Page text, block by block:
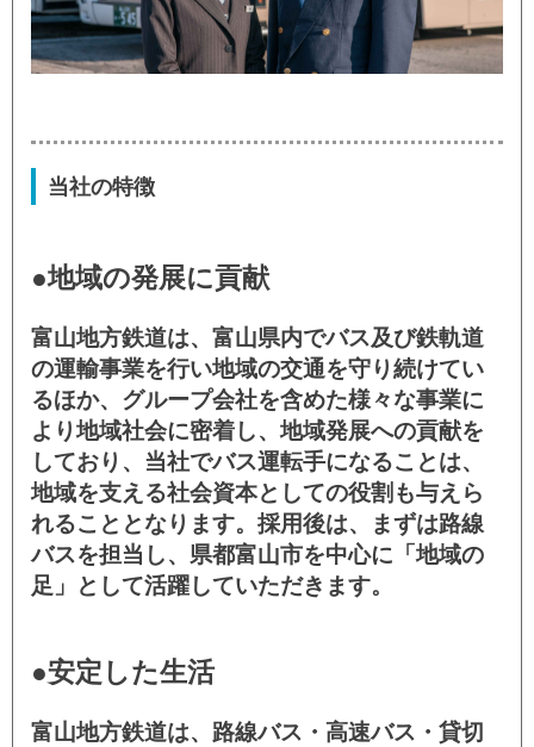
当社の特徴
●地域の発展に貢献
富山地方鉄道は、富山県内でバス及び鉄軌道
の運輸事業を行い地域の交通を守り続けてい
るほか、グループ会社を含めた様々な事業に
より地域社会に密着し、地域発展への貢献を
しており、当社でバス運転手になることは、
地域を支える社会資本としての役割も与えら
れることとなります。採用後は、まずは路線
バスを担当し、県都富山市を中心に「地域の
足」として活躍していただきます。
●安定した生活
富山地方鉄道は、路線バス・高速バス・貸切